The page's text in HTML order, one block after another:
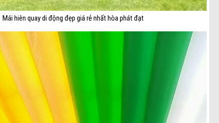
Mái hiên quay di động đẹp giá rẻ nhất hòa phát đạt